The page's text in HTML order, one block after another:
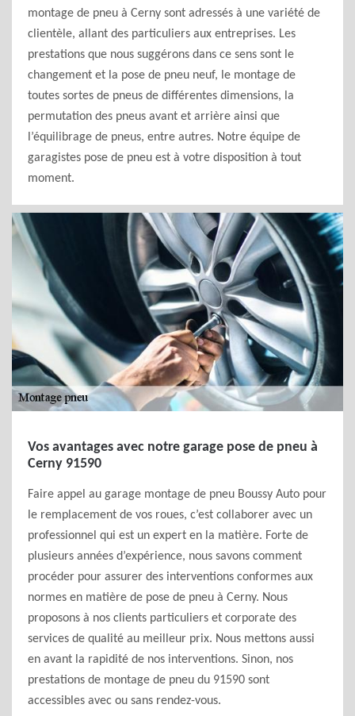
montage de pneu à Cerny sont adressés à une variété de
clientèle, allant des particuliers aux entreprises. Les
prestations que nous suggérons dans ce sens sont le
changement et la pose de pneu neuf, le montage de
toutes sortes de pneus de différentes dimensions, la
permutation des pneus avant et arrière ainsi que
l’équilibrage de pneus, entre autres. Notre équipe de
garagistes pose de pneu est à votre disposition à tout
moment.
Vos avantages avec notre garage pose de pneu à
Cerny 91590
Faire appel au garage montage de pneu Boussy Auto pour
le remplacement de vos roues, c’est collaborer avec un
professionnel qui est un expert en la matière. Forte de
plusieurs années d’expérience, nous savons comment
procéder pour assurer des interventions conformes aux
normes en matière de pose de pneu à Cerny. Nous
proposons à nos clients particuliers et corporate des
services de qualité au meilleur prix. Nous mettons aussi
en avant la rapidité de nos interventions. Sinon, nos
prestations de montage de pneu du 91590 sont
accessibles avec ou sans rendez-vous.